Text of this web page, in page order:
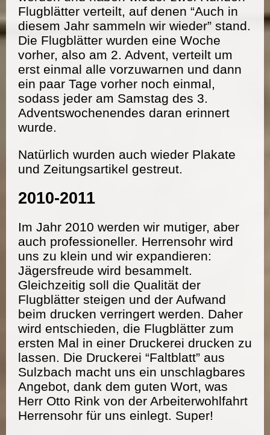
Flugblätter verteilt, auf denen “Auch in
diesem Jahr sammeln wir wieder” stand.
Die Flugblätter wurden eine Woche
vorher, also am 2. Advent, verteilt um
erst einmal alle vorzuwarnen und dann
ein paar Tage vorher noch einmal,
sodass jeder am Samstag des 3.
Adventswochenendes daran erinnert
wurde.
Natürlich wurden auch wieder Plakate
und Zeitungsartikel gestreut.
2010-2011
Im Jahr 2010 werden wir mutiger, aber
auch professioneller. Herrensohr wird
uns zu klein und wir expandieren:
Jägersfreude wird besammelt.
Gleichzeitig soll die Qualität der
Flugblätter steigen und der Aufwand
beim drucken verringert werden. Daher
wird entschieden, die Flugblätter zum
ersten Mal in einer Druckerei drucken zu
lassen. Die Druckerei “Faltblatt” aus
Sulzbach macht uns ein unschlagbares
Angebot, dank dem guten Wort, was
Herr Otto Rink von der Arbeiterwohlfahrt
Herrensohr für uns einlegt. Super!